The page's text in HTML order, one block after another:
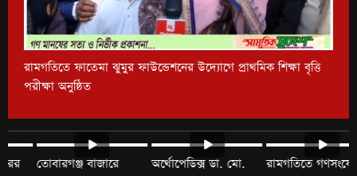
রামগতিতে ফাতেমা ঝুমুর ফাউন্ডেশনের উদ্যোগে প্রাথমিক শিক্ষা বৃত্তি
পরীক্ষা অনুষ্ঠিত
লক্ষ্মীপুর জেলা শহরের
তোবারগঞ্জ বাজারে